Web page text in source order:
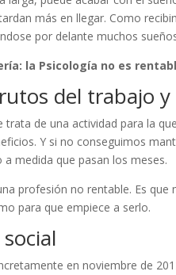
más en llegar. Como
por delante muchos
la Psicología no es
del trabajo
trata de una actividad para la
Y si no conseguimos
medida que pasan los meses.
profesión no rentable. Es
para que empiece a serlo.
en noviembre de